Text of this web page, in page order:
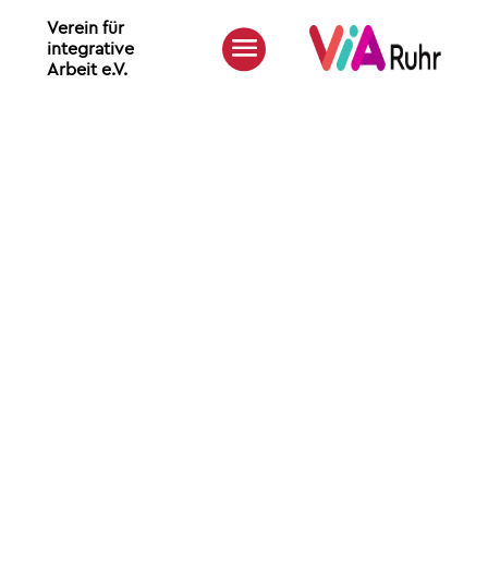
Verein für
integrative
Arbeit e.V.